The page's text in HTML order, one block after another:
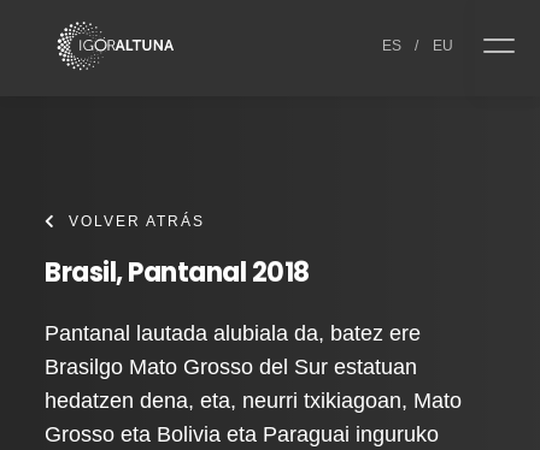
ES / EU
VOLVER ATRÁS
Brasil, Pantanal 2018
Pantanal lautada alubiala da, batez ere
Brasilgo Mato Grosso del Sur estatuan
hedatzen dena, eta, neurri txikiagoan, Mato
Grosso eta Bolivia eta Paraguai inguruko